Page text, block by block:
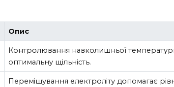
Опис
Контролювання навколишньої
оптимальну щільність.
Перемішування електроліту допомагає